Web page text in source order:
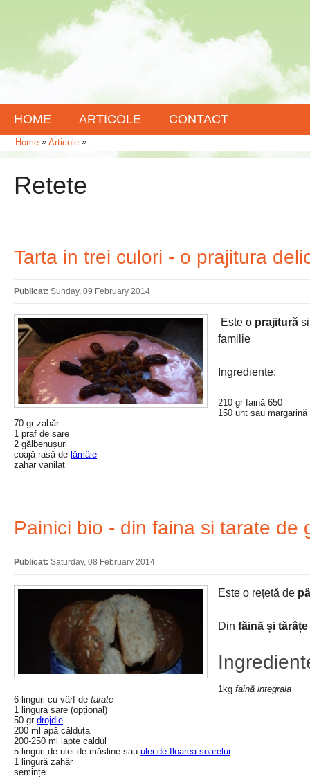
HOME ARTICOLE CONTACT
Home » Articole »
Retete
Tarta in trei culori - o prajitura
Publicat: Sunday, 09 February 2014
Este o prajitură
familie
Ingrediente:
210 gr faină 650
150 unt sau margarină
70 gr zahăr
1 praf de sare
2 gălbenușuri
coajă rasă de lămâie
zahar vanilat
Painici bio - din faina si tarate de
Publicat: Saturday, 08 February 2014
Este o rețetă de
Din făină și tărâțe
1kg faină integrala
6 linguri cu vârf de tarate
1 lingura sare (opțional)
50 gr drojdie
200 ml apă călduța
200-250 ml lapte caldul
5 linguri de ulei de măsline sau ulei de floarea soarelui
1 lingură zahăr
semințe